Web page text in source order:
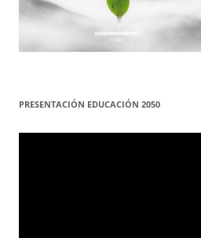
PRESENTACIÓN EDUCACIÓN 2050
Reproductor